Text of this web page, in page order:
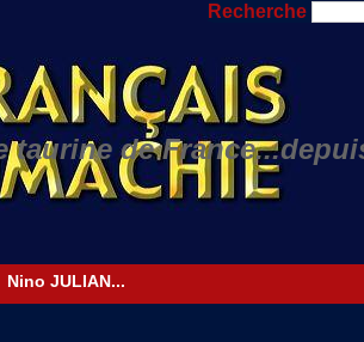
Recherche
taurine de